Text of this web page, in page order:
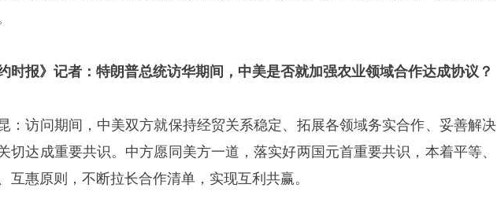
约时报》记者：特朗普总统访华期间，中美是否就加强农业领域合作达成协议？
：访问期间，中美双方就保持经贸关系稳定、拓展各领域务实合作、妥善解决
切达成重要共识。中方愿同美方一道，落实好两国元首重要共识，本着平等、
互惠原则，不断拉长合作清单，实现互利共赢。